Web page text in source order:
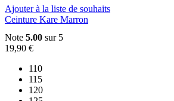
du
Ajouter à la liste de souhaits
Ceinture Kare Marron
Note 5.00 sur 5
19,90 €
110
115
120